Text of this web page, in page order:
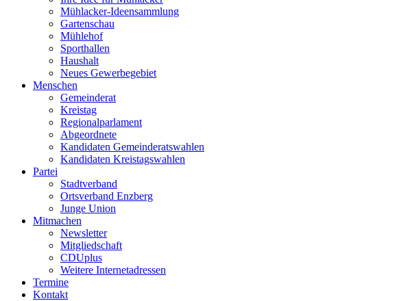
Mühlacker-Ideensammlung
Gartenschau
Mühlehof
Sporthallen
Haushalt
Neues Gewerbegebiet
Menschen
Gemeinderat
Kreistag
Regionalparlament
Abgeordnete
Kandidaten Gemeinderatswahlen
Kandidaten Kreistagswahlen
Partei
Stadtverband
Ortsverband Enzberg
Junge Union
Mitmachen
Newsletter
Mitgliedschaft
CDUplus
Weitere Internetadressen
Termine
Kontakt